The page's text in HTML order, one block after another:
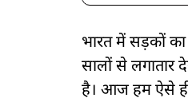
भारत में सड़कों
सालों से लगातार
है। आज हम ऐसे